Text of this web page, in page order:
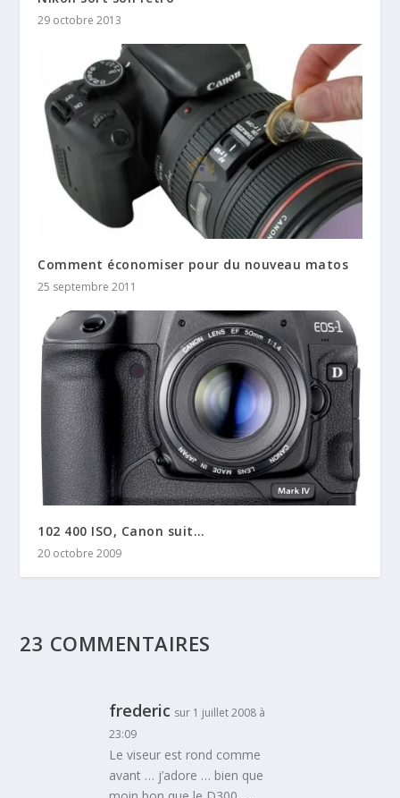
29 octobre 2013
Comment économiser pour du nouveau matos
25 septembre 2011
102 400 ISO, Canon suit…
20 octobre 2009
23 COMMENTAIRES
frederic sur 1 juillet 2008 à
23:09
Le viseur est rond comme
avant … j’adore … bien que